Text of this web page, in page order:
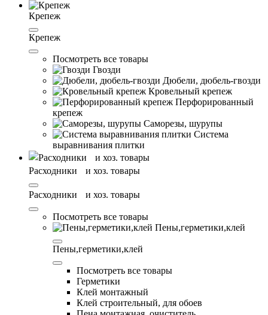
Крепеж
Крепеж
Посмотреть все товары
Гвозди
Дюбели, дюбель-гвозди
Кровельный крепеж
Перфорированный
крепеж
Саморезы, шурупы
Система
выравнивания плитĸи
Расходники и хоз. товары
Расходники и хоз. товары
Посмотреть все товары
Пены,герметики,клей
Пены,герметики,клей
Посмотреть все товары
Герметики
Клей монтажный
Клей строительный, для обоев